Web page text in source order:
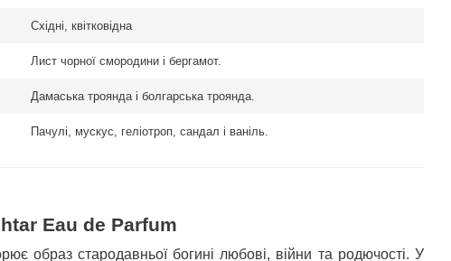
Купити
Східні, квітковідна
Лист чорної смородини і бергамот.
Дамаська троянда і болгарська троянда.
Пачулі, мускус, геліотроп, сандал і ваніль.
Eau de Parfum
образ стародавньої богині любові, війни та родючості. У